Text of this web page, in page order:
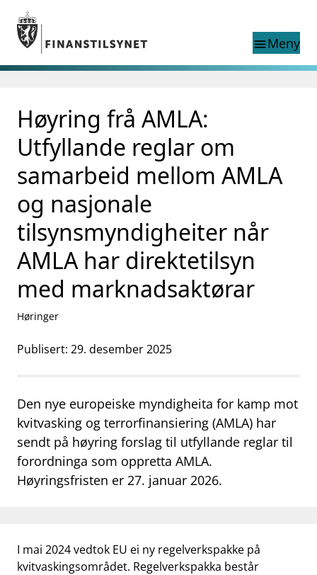
Gå til hovedinnhold
Gå til søkesiden
menuMeny
nettstedet
language
English
exist in English
English home page
Tilsyn
Aktuelt
Finanstilsynets registre
Tema
supervisor_accountForbrukerinformasjon
Om Finanstilsynet
mail_outline
notifications_noneAbonner på nyhetsvarsel
Høyring frå AMLA:
Utfyllande reglar om
samarbeid mellom AMLA
og nasjonale
tilsynsmyndigheiter når
AMLA har direktetilsyn
med marknadsaktørar
Høringer
Publisert: 29. desember 2025
Den nye europeiske myndigheita for kamp mot
kvitvasking og terrorfinansiering (AMLA) har
sendt på høyring forslag til utfyllande reglar til
forordninga som oppretta AMLA.
Høyringsfristen er 27. januar 2026.
I mai 2024 vedtok EU ei ny regelverkspakke på
kvitvaskingsområdet. Regelverkspakka består